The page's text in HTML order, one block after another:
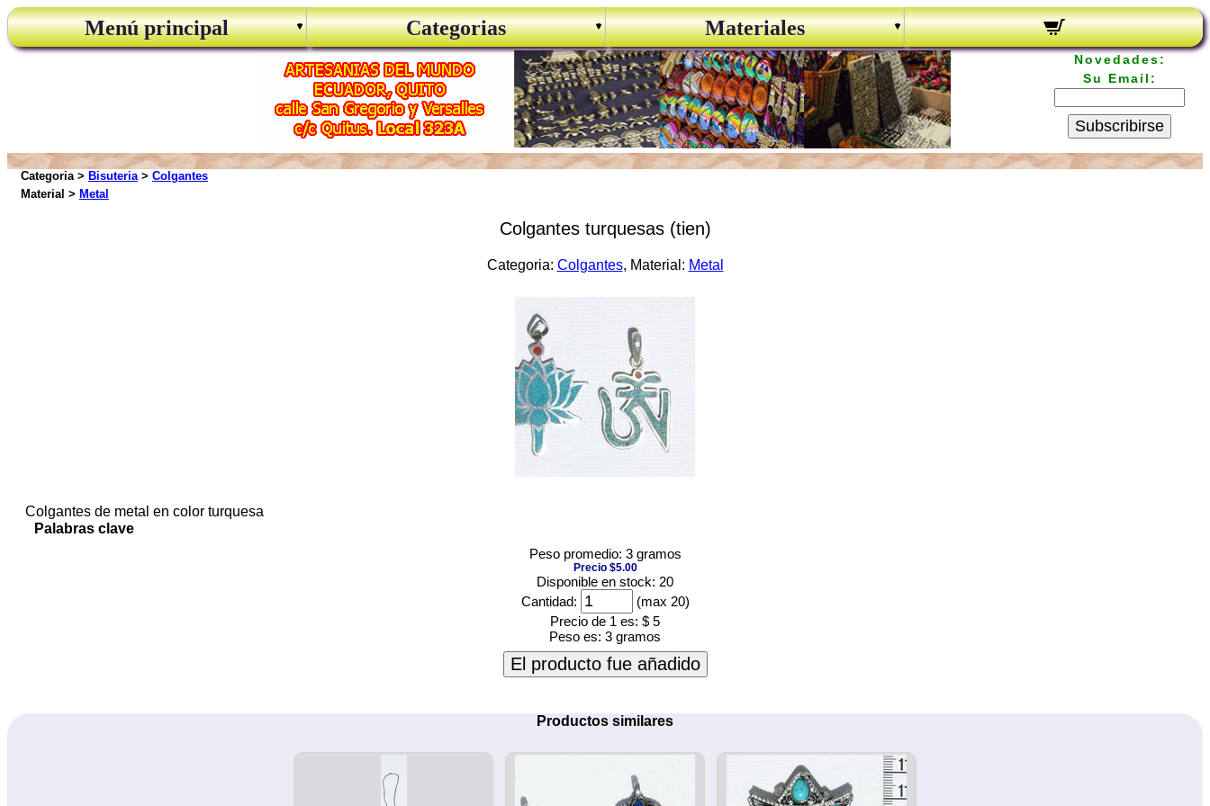
Menú principal Categorias Materiales
Novedades:
Su Email:
Subscribirse
Categoria > Bisuteria> Colgantes
Material > Metal
Colgantes turquesas (tien)
Categoria: Colgantes, Material: Metal
Colgantes de metal en color turquesa
Palabras clave
Peso promedio: 3 gramos
Precio $5.00
Disponible en stock: 20
Cantidad:
(max 20)
Precio de 1 es: $ 5
Peso es: 3 gramos
El producto fue añadido
Productos similares